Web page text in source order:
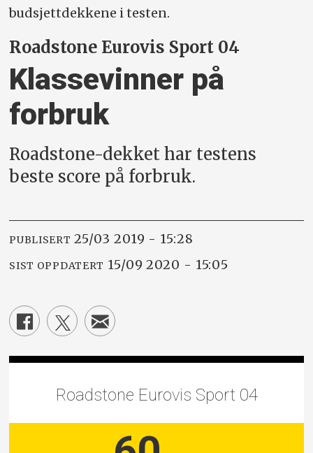
budsjettdekkene i testen.
Roadstone Eurovis Sport 04
Klassevinner på
forbruk
Roadstone-dekket har testens
beste score på forbruk.
PUBLISERT 25/03 2019 - 15:28
SIST OPPDATERT 15/09 2020 - 15:05
Roadstone Eurovis Sport 04